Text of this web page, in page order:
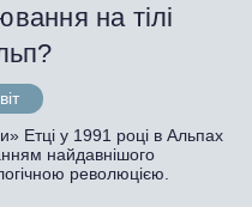
на тілі
Етці у 1991 році в Альпах
найдавнішого
революцією.